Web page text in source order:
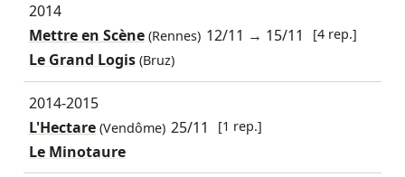
2014
Mettre en Scène(Rennes) 12/11 → 15/11 [4 rep.]
Le Grand Logis (Bruz)
2014-2015
L'Hectare(Vendôme) 25/11 [1 rep.]
Le Minotaure